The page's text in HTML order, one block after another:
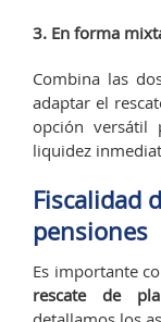
3. En forma
Combina las
adaptar el
opción versátil
liquidez
Fiscalidad
pensiones
Es importante
rescate de